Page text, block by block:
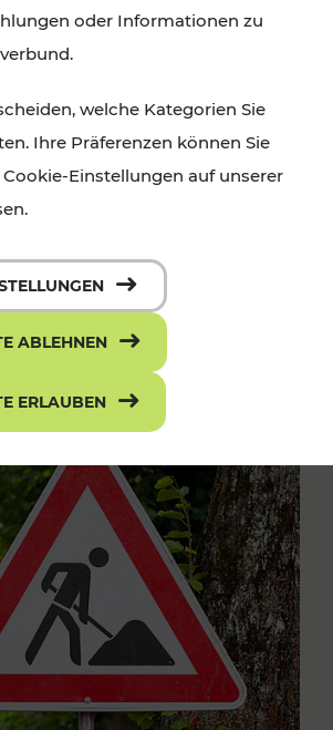
oder Informationen zu
welche Kategorien Sie
Ihre Präferenzen können Sie
Einstellungen auf unserer
ABLEHNEN
ERLAUBEN